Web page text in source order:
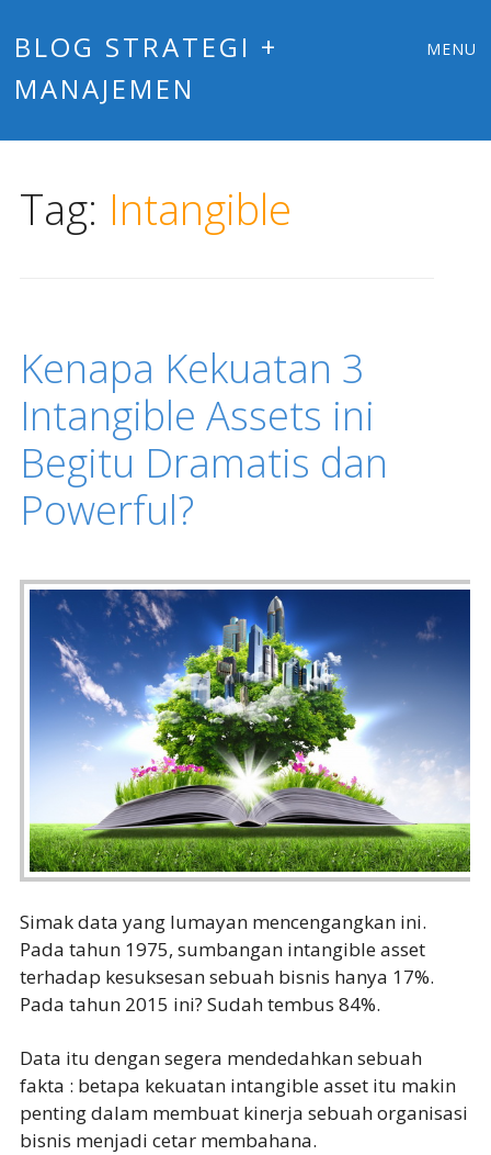
BLOG STRATEGI +
MANAJEMEN
MENU
Tag: Intangible
Kenapa Kekuatan 3
Intangible Assets ini
Begitu Dramatis dan
Powerful?
Simak data yang lumayan mencengangkan ini.
Pada tahun 1975, sumbangan intangible asset
terhadap kesuksesan sebuah bisnis hanya 17%.
Pada tahun 2015 ini? Sudah tembus 84%.
Data itu dengan segera mendedahkan sebuah
fakta : betapa kekuatan intangible asset itu makin
penting dalam membuat kinerja sebuah organisasi
bisnis menjadi cetar membahana.